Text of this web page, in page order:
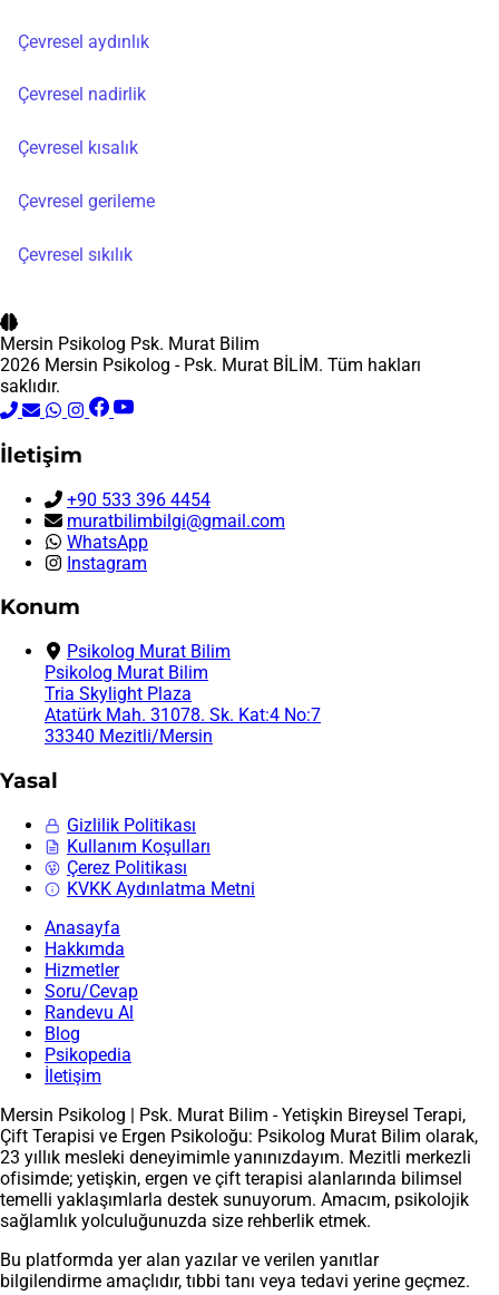
Çevresel aydınlık
Çevresel nadirlik
Çevresel kısalık
Çevresel gerileme
Çevresel sıkılık
Mersin Psikolog Psk. Murat Bilim
2026 Mersin Psikolog - Psk. Murat BİLİM. Tüm hakları
saklıdır.
İletişim
+90 533 396 4454
muratbilimbilgi@gmail.com
WhatsApp
Instagram
Konum
Psikolog Murat Bilim
Psikolog Murat Bilim
Tria Skylight Plaza
Atatürk Mah. 31078. Sk. Kat:4 No:7
33340 Mezitli/Mersin
Yasal
Gizlilik Politikası
Kullanım Koşulları
Çerez Politikası
KVKK Aydınlatma Metni
Anasayfa
Hakkımda
Hizmetler
Soru/Cevap
Randevu Al
Blog
Psikopedia
İletişim
Mersin Psikolog | Psk. Murat Bilim - Yetişkin Bireysel Terapi,
Çift Terapisi ve Ergen Psikoloğu: Psikolog Murat Bilim olarak,
23 yıllık mesleki deneyimimle yanınızdayım. Mezitli merkezli
ofisimde; yetişkin, ergen ve çift terapisi alanlarında bilimsel
temelli yaklaşımlarla destek sunuyorum. Amacım, psikolojik
sağlamlık yolculuğunuzda size rehberlik etmek.
Bu platformda yer alan yazılar ve verilen yanıtlar
bilgilendirme amaçlıdır, tıbbi tanı veya tedavi yerine geçmez.